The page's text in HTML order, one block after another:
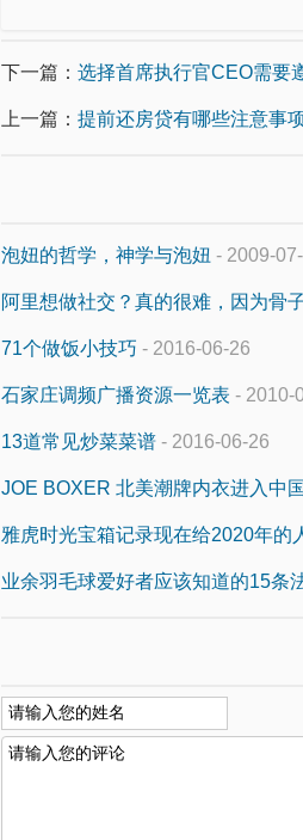
下一篇： 选择首席执行官CEO需要
上一篇： 提前还房贷有哪些注意事
泡妞的哲学，神学与泡妞 - 2009-07-
阿里想做社交？真的很难，因为骨
71个做饭小技巧 - 2016-06-26
石家庄调频广播资源一览表 - 2010-
13道常见炒菜菜谱 - 2016-06-26
JOE BOXER 北美潮牌内衣进入中国
雅虎时光宝箱记录现在给2020年的
业余羽毛球爱好者应该知道的15条